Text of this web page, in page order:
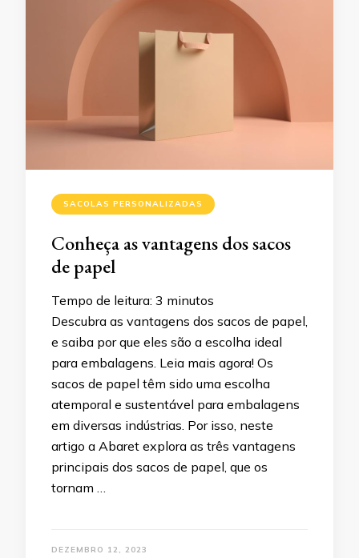
SACOLAS PERSONALIZADAS
Conheça as vantagens dos sacos
de papel
Tempo de leitura: 3 minutos
Descubra as vantagens dos sacos de papel,
e saiba por que eles são a escolha ideal
para embalagens. Leia mais agora! Os
sacos de papel têm sido uma escolha
atemporal e sustentável para embalagens
em diversas indústrias. Por isso, neste
artigo a Abaret explora as três vantagens
principais dos sacos de papel, que os
tornam …
DEZEMBRO 12, 2023